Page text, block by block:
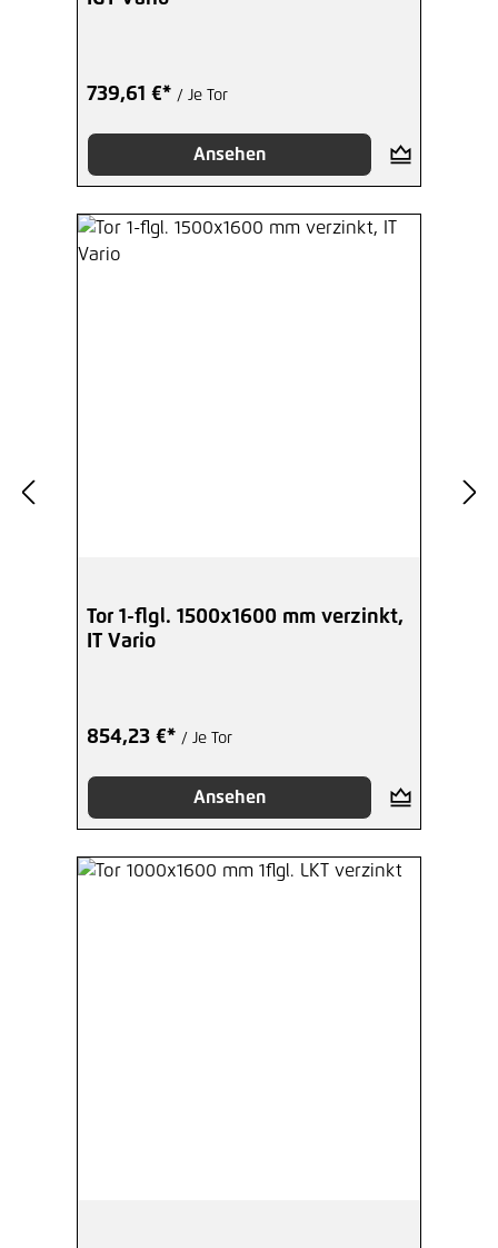
739,61 €* / Je Tor
Ansehen
Tor 1-flgl. 1500x1600 mm verzinkt,
IT Vario
854,23 €* / Je Tor
Ansehen